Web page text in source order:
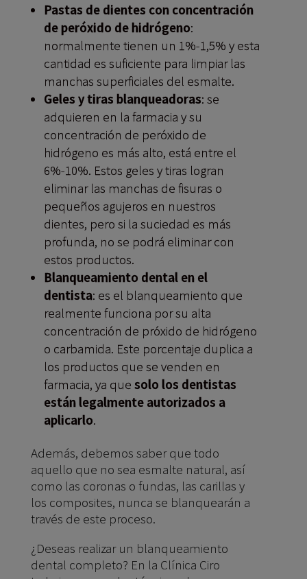
Pastas de dientes con concentración
de peróxido de hidrógeno:
normalmente tienen un 1%-1,5% y esta
cantidad es suficiente para limpiar las
manchas superficiales del esmalte.
Geles y tiras blanqueadoras: se
adquieren en la farmacia y su
concentración de peróxido de
hidrógeno es más alto, está entre el
6%-10%. Estos geles y tiras logran
eliminar las manchas de fisuras o
pequeños agujeros en nuestros
dientes, pero si la suciedad es más
profunda, no se podrá eliminar con
estos productos.
Blanqueamiento dental en el
dentista: es el blanqueamiento que
realmente funciona por su alta
concentración de próxido de hidrógeno
o carbamida. Este porcentaje duplica a
los productos que se venden en
farmacia, ya que solo los dentistas
están legalmente autorizados a
aplicarlo.
Además, debemos saber que todo
aquello que no sea esmalte natural, así
como las coronas o fundas, las carillas y
los composites, nunca se blanquearán a
través de este proceso.
¿Deseas realizar un blanqueamiento
dental completo? En la Clínica Ciro